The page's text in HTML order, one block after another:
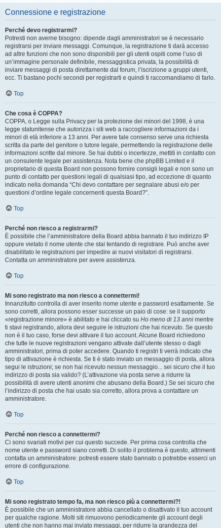
Connessione e registrazione
Perché devo registrarmi?
Potresti non averne bisogno: dipende dagli amministratori se è necessario
registrarsi per inviare messaggi. Comunque, la registrazione ti darà accesso
ad altre funzioni che non sono disponibili per gli utenti ospiti come l’uso di
un’immagine personale definibile, messaggistica privata, la possibilità di
inviare messaggi di posta direttamente dal forum, l’iscrizione a gruppi utenti,
ecc. Ti bastano pochi secondi per registrarti e quindi ti raccomandiamo di farlo.
Top
Che cosa è COPPA?
COPPA, o Legge sulla Privacy per la protezione dei minori del 1998, è una
legge statunitense che autorizza i siti web a raccogliere informazioni da i
minori di età inferiore a 13 anni. Per avere tale consenso serve una richiesta
scritta da parte del genitore o tutore legale, permettendo la registrazione delle
informazioni scritte dal minore. Se hai dubbi o incertezze, mettiti in contatto con
un consulente legale per assistenza. Nota bene che phpBB Limited e il
proprietario di questa Board non possono fornire consigli legali e non sono un
punto di contatto per questioni legali di qualsiasi tipo, ad eccezione di quanto
indicato nella domanda “Chi devo contattare per segnalare abusi e/o per
questioni d’ordine legale concernenti questa Board?”.
Top
Perché non riesco a registrarmi?
È possibile che l’amministratore della Board abbia bannato il tuo indirizzo IP
oppure vietato il nome utente che stai tentando di registrare. Può anche aver
disabilitato le registrazioni per impedire ai nuovi visitatori di registrarsi.
Contatta un amministratore per avere assistenza.
Top
Mi sono registrato ma non riesco a connettermi!
Innanzitutto controlla di aver inserito nome utente e password esattamente. Se
sono corretti, allora possono esser successe un paio di cose: se il supporto
«registrazione minore» è abilitato e hai cliccato su Ho meno di 13 anni mentre
ti stavi registrando, allora devi seguire le istruzioni che hai ricevuto. Se questo
non è il tuo caso, forse devi attivare il tuo account. Alcune Board richiedono
che tutte le nuove registrazioni vengano attivate dall’utente stesso o dagli
amministratori, prima di poter accedere. Quando ti registri ti verrà indicato che
tipo di attivazione è richiesta. Se ti è stato inviato un messaggio di posta, allora
segui le istruzioni; se non hai ricevuto nessun messaggio... sei sicuro che il tuo
indirizzo di posta sia valido? (L’attivazione via posta serve a ridurre la
possibilità di avere utenti anonimi che abusano della Board.) Se sei sicuro che
l’indirizzo di posta che hai usato sia corretto, allora prova a contattare un
amministratore.
Top
Perché non riesco a connettermi?
Ci sono svariati motivi per cui questo succede. Per prima cosa controlla che
nome utente e password siano corretti. Di solito il problema è questo, altrimenti
contatta un amministratore: potresti essere stato bannato o potrebbe esserci un
errore di configurazione.
Top
Mi sono registrato tempo fa, ma non riesco più a connettermi?!
È possibile che un amministratore abbia cancellato o disattivato il tuo account
per qualche ragione. Molti siti rimuovono periodicamente gli account degli
utenti che non hanno mai inviato messaggi, per ridurre la grandezza del